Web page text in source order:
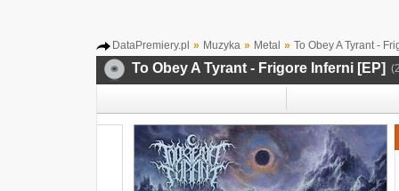
DataPremiery.pl » Muzyka » Metal » To Obey A Tyrant -
To Obey A Tyrant - Frigore Inferni [EP]